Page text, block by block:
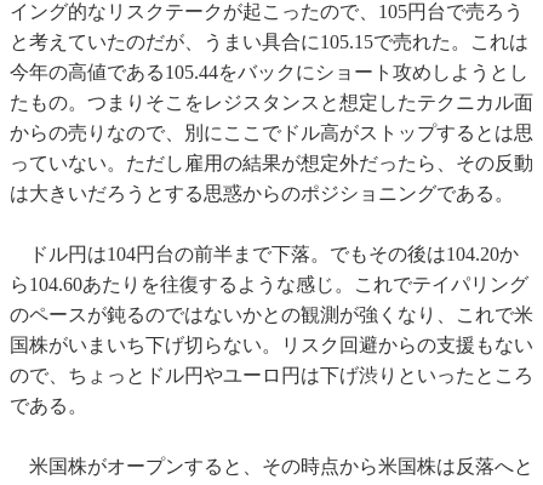
イング的なリスクテークが起こったので、105円台で売ろう
と考えていたのだが、うまい具合に105.15で売れた。これは
今年の高値である105.44をバックにショート攻めしようとし
たもの。つまりそこをレジスタンスと想定したテクニカル面
からの売りなので、別にここでドル高がストップするとは思
っていない。ただし雇用の結果が想定外だったら、その反動
は大きいだろうとする思惑からのポジショニングである。
ドル円は104円台の前半まで下落。でもその後は104.20か
ら104.60あたりを往復するような感じ。これでテイパリング
のペースが鈍るのではないかとの観測が強くなり、これで米
国株がいまいち下げ切らない。リスク回避からの支援もない
ので、ちょっとドル円やユーロ円は下げ渋りといったところ
である。
米国株がオープンすると、その時点から米国株は反落へと